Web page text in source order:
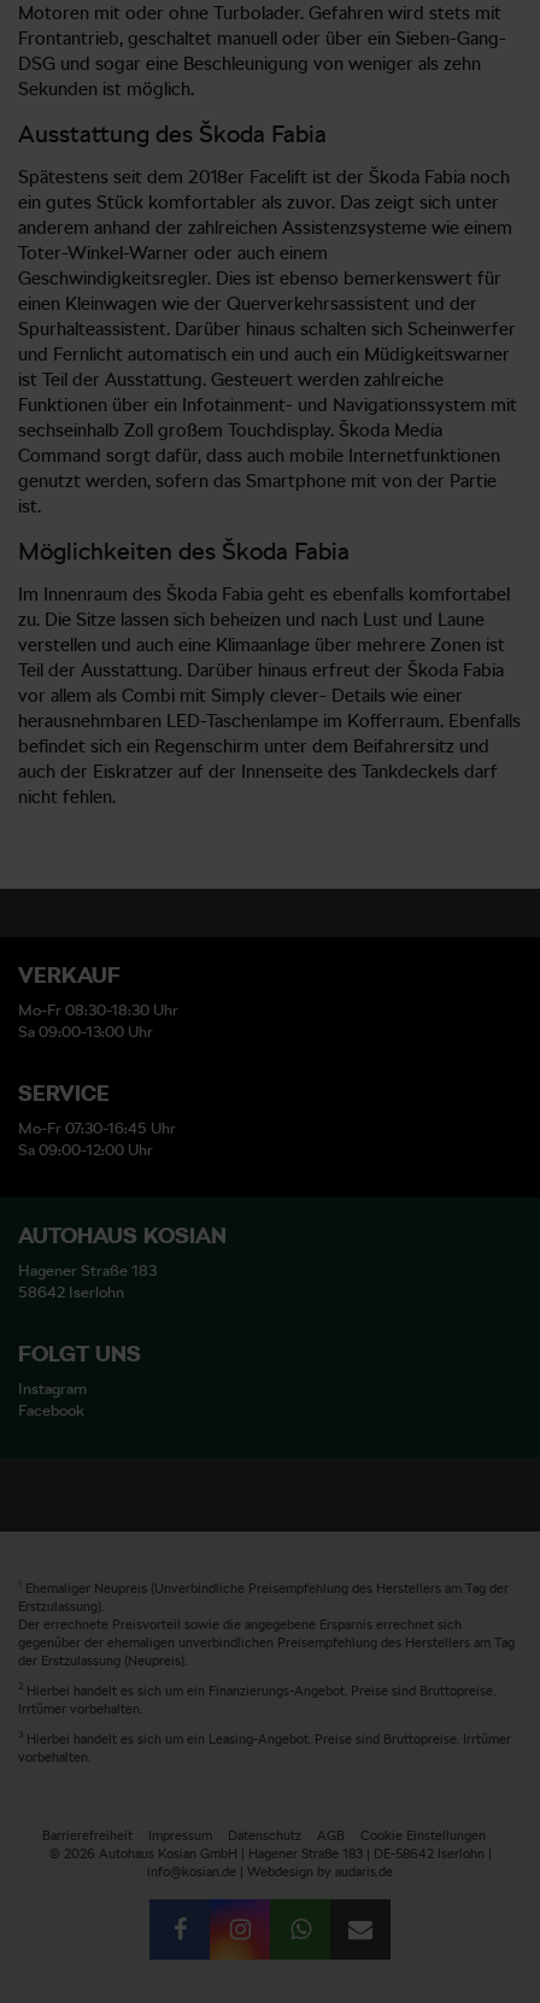
Motoren mit oder ohne Turbolader. Gefahren wird stets mit
Frontantrieb, geschaltet manuell oder über ein Sieben-Gang-
DSG und sogar eine Beschleunigung von weniger als zehn
Sekunden ist möglich.
Ausstattung des Škoda Fabia
Spätestens seit dem 2018er Facelift ist der Škoda Fabia noch
ein gutes Stück komfortabler als zuvor. Das zeigt sich unter
anderem anhand der zahlreichen Assistenzsysteme wie einem
Toter-Winkel-Warner oder auch einem
Geschwindigkeitsregler. Dies ist ebenso bemerkenswert für
einen Kleinwagen wie der Querverkehrsassistent und der
Spurhalteassistent. Darüber hinaus schalten sich Scheinwerfer
und Fernlicht automatisch ein und auch ein Müdigkeitswarner
ist Teil der Ausstattung. Gesteuert werden zahlreiche
Funktionen über ein Infotainment- und Navigationssystem mit
sechseinhalb Zoll großem Touchdisplay. Škoda Media
Command sorgt dafür, dass auch mobile Internetfunktionen
genutzt werden, sofern das Smartphone mit von der Partie
ist.
Möglichkeiten des Škoda Fabia
Im Innenraum des Škoda Fabia geht es ebenfalls komfortabel
zu. Die Sitze lassen sich beheizen und nach Lust und Laune
verstellen und auch eine Klimaanlage über mehrere Zonen ist
Teil der Ausstattung. Darüber hinaus erfreut der Škoda Fabia
vor allem als Combi mit Simply clever- Details wie einer
herausnehmbaren LED-Taschenlampe im Kofferraum. Ebenfalls
befindet sich ein Regenschirm unter dem Beifahrersitz und
auch der Eiskratzer auf der Innenseite des Tankdeckels darf
nicht fehlen.
VERKAUF
Mo-Fr 08:30-18:30 Uhr
Sa 09:00-13:00 Uhr
SERVICE
Mo-Fr 07:30-16:45 Uhr
Sa 09:00-12:00 Uhr
AUTOHAUS KOSIAN
Hagener Straße 183
58642 Iserlohn
FOLGT UNS
Instagram
Facebook
1 Ehemaliger Neupreis (Unverbindliche Preisempfehlung des Herstellers am Tag der
Erstzulassung).
Der errechnete Preisvorteil sowie die angegebene Ersparnis errechnet sich
gegenüber der ehemaligen unverbindlichen Preisempfehlung des Herstellers am Tag
der Erstzulassung (Neupreis).
2 Hierbei handelt es sich um ein Finanzierungs-Angebot. Preise sind Bruttopreise.
Irrtümer vorbehalten.
3 Hierbei handelt es sich um ein Leasing-Angebot. Preise sind Bruttopreise. Irrtümer
vorbehalten.
Barrierefreiheit Impressum Datenschutz AGB
Cookie Einstellungen
© 2026 Autohaus Kosian GmbH | Hagener Straße 183 | DE-58642 Iserlohn |
info@kosian.de | Webdesign by audaris.de